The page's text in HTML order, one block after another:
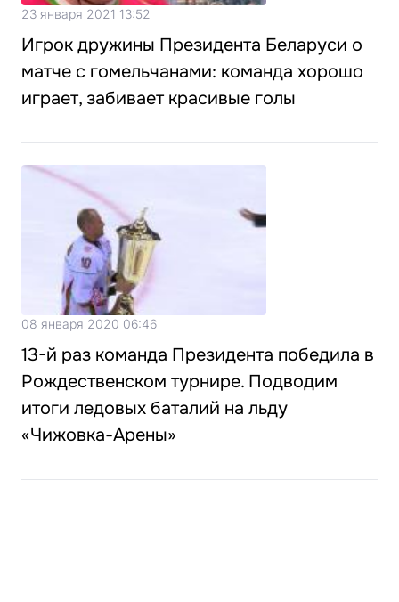
23 января 2021 13:52
Игрок дружины Президента Беларуси о
матче с гомельчанами: команда хорошо
играет, забивает красивые голы
08 января 2020 06:46
13-й раз команда Президента победила в
Рождественском турнире. Подводим
итоги ледовых баталий на льду
«Чижовка-Арены»